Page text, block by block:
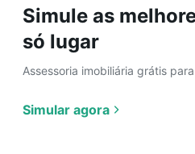
Simule as
só lugar
Assessoria imobiliária grátis
Simular agora